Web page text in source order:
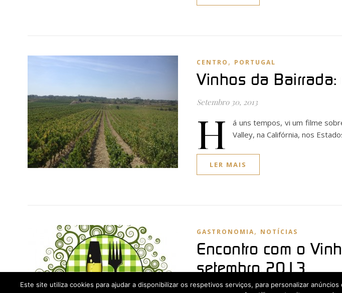
CENTRO , PORTUGAL
Vinhos da
Setembro 30, 2013
H
á uns tempos, vi um filme
Valley, na Califórnia, nos
LER MAIS
GASTRONOMIA, NOTÍCIAS
Encontro com o
setembro 2013
Setembro 10, 2013
Este site utiliza cookies para ajudar a disponibilizar os respetivos serviços, para personalizar